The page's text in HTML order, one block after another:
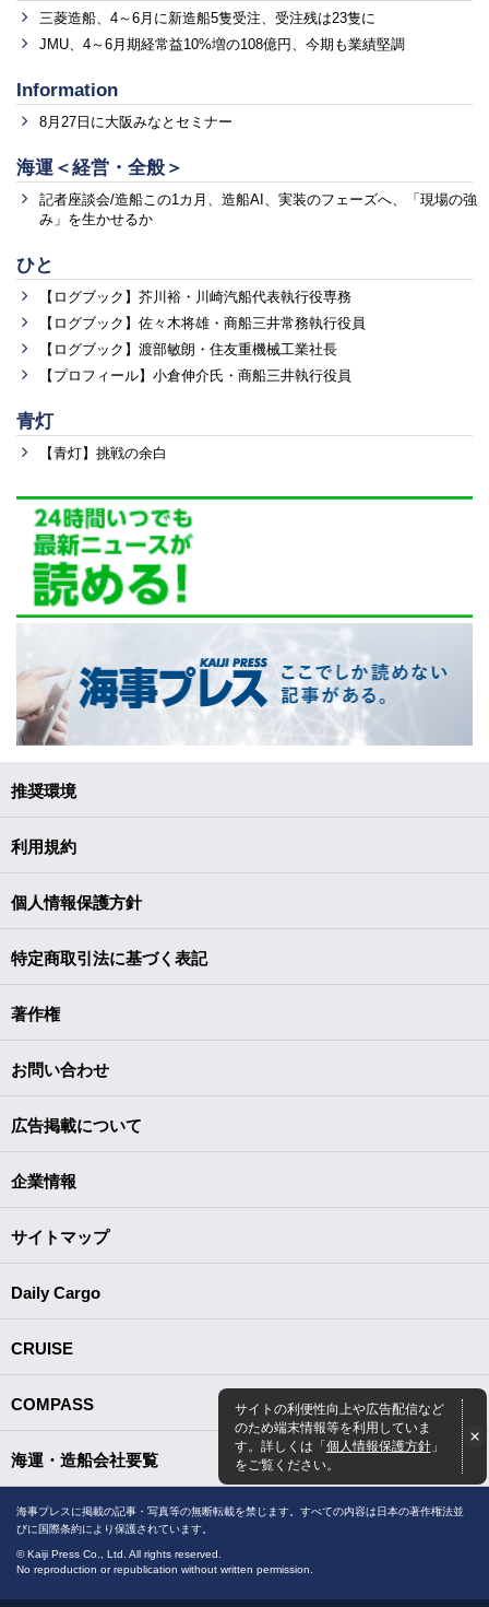
三菱造船、4～6月に新造船5隻受注、受注残は23隻に
JMU、4～6月期経常益10%増の108億円、今期も業績堅調
Information
8月27日に大阪みなとセミナー
海運＜経営・全般＞
記者座談会/造船この1カ月、造船AI、実装のフェーズへ、「現場の強
み」を生かせるか
ひと
【ログブック】芥川裕・川崎汽船代表執行役専務
【ログブック】佐々木将雄・商船三井常務執行役員
【ログブック】渡部敏朗・住友重機械工業社長
【プロフィール】小倉伸介氏・商船三井執行役員
青灯
【青灯】挑戦の余白
サイトの利便性向上や広告配信など
のため端末情報等を利用していま
す。詳しくは「個人情報保護方針」
をご覧ください。
推奨環境
利用規約
個人情報保護方針
特定商取引法に基づく表記
著作権
お問い合わせ
広告掲載について
企業情報
サイトマップ
Daily Cargo
CRUISE
COMPASS
海運・造船会社要覧
海事プレスに掲載の記事・写真等の無断転載を禁じます。すべての内容は日本の著作権法並
びに国際条約により保護されています。
© Kaiji Press Co., Ltd. All rights reserved.
No reproduction or republication without written permission.